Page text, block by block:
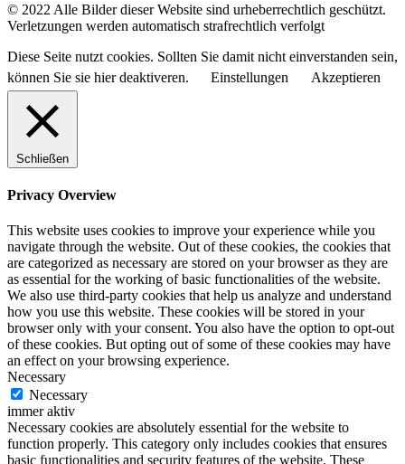
© 2022 Alle Bilder dieser Website sind urheberrechtlich geschützt.
Verletzungen werden automatisch strafrechtlich verfolgt
Diese Seite nutzt cookies. Sollten Sie damit nicht einverstanden sein,
können Sie sie hier deaktiveren.
Einstellungen Akzeptieren
Schließen
Privacy Overview
This website uses cookies to improve your experience while you
navigate through the website. Out of these cookies, the cookies that
are categorized as necessary are stored on your browser as they are
as essential for the working of basic functionalities of the website.
We also use third-party cookies that help us analyze and understand
how you use this website. These cookies will be stored in your
browser only with your consent. You also have the option to opt-out
of these cookies. But opting out of some of these cookies may have
an effect on your browsing experience.
Necessary
Necessary
immer aktiv
Necessary cookies are absolutely essential for the website to
function properly. This category only includes cookies that ensures
basic functionalities and security features of the website. These